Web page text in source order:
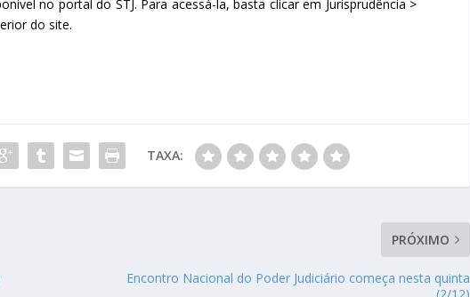
no portal do STJ. Para acessá-la, basta clicar em Jurisprudência >
do site.
TAXA:
PRÓXIMO
Encontro Nacional do Poder Judiciário começa nesta quinta